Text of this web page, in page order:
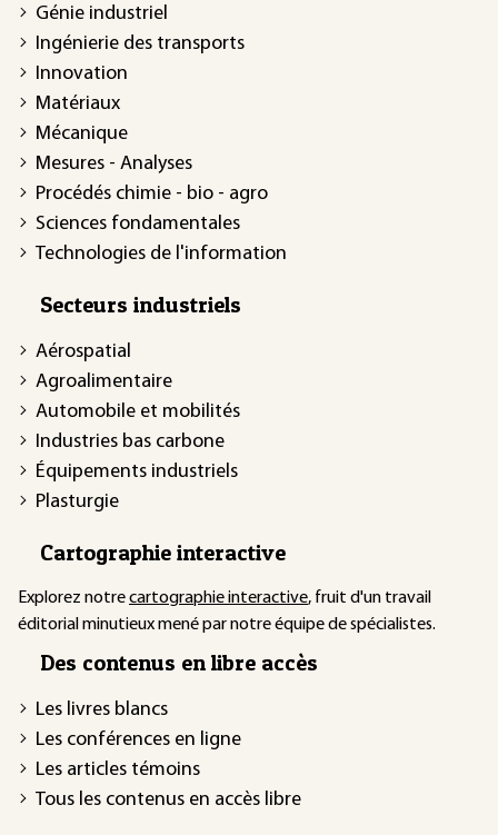
Génie industriel
Ingénierie des transports
Innovation
Matériaux
Mécanique
Mesures - Analyses
Procédés chimie - bio - agro
Sciences fondamentales
Technologies de l'information
Secteurs industriels
Aérospatial
Agroalimentaire
Automobile et mobilités
Industries bas carbone
Équipements industriels
Plasturgie
Cartographie interactive
Explorez notrecartographie interactive, fruit d'un travail
éditorial minutieux mené par notre équipe de spécialistes.
Des contenus en libre accès
Les livres blancs
Les conférences en ligne
Les articles témoins
Tous les contenus en accès libre